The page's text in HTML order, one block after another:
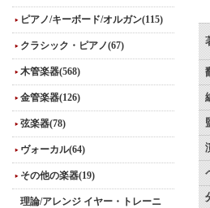
ピアノ/キーボード/オルガン(115)
クラシック・ピアノ(67)
木管楽器(568)
金管楽器(126)
弦楽器(78)
ヴォーカル(64)
その他の楽器(19)
理論/アレンジ イヤー・トレーニ